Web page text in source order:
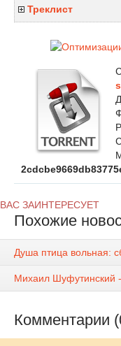
Треклист
ВАС ЗАИНТЕРЕСУЕТ
Похожие
Душа птица вольная:
Михаил Шуфутинский
Комментарии